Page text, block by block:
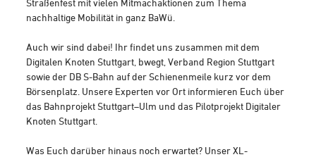
Straßenfest mit vielen Mitmachaktionen zum Thema
nachhaltige Mobilität in ganz BaWü.
Auch wir sind dabei! Ihr findet uns zusammen mit dem
Digitalen Knoten Stuttgart, bwegt, Verband Region Stuttgart
sowie der DB S-Bahn auf der Schienenmeile kurz vor dem
Börsenplatz. Unsere Experten vor Ort informieren Euch über
das Bahnprojekt Stuttgart–Ulm und das Pilotprojekt Digitaler
Knoten Stuttgart.
Was Euch darüber hinaus noch erwartet? Unser XL-